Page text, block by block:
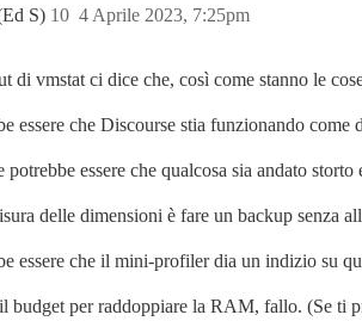
S) 4 Aprile 2023, 7:25pm
10
di vmstat ci dice che, così come stanno le
essere che Discourse stia funzionando
potrebbe essere che qualcosa sia andato
delle dimensioni è fare un backup senza
essere che il mini-profiler dia un indizio su
budget per raddoppiare la RAM, fallo. (Se ti